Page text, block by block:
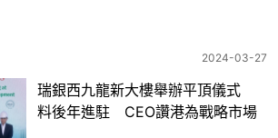
2024-03-27
瑞銀西九龍新大樓舉辦平頂儀式
料後年進駐 CEO讚港為戰略市場